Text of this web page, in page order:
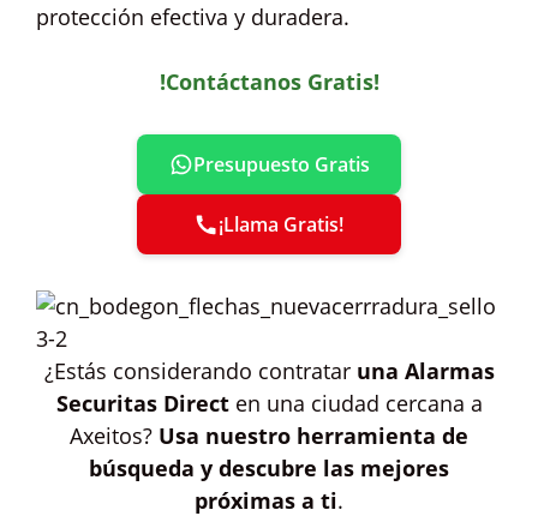
protección efectiva y duradera.
!Contáctanos Gratis!
Presupuesto Gratis
¡Llama Gratis!
¿Estás considerando contratar una Alarmas
Securitas Directen una ciudad cercana a
Axeitos? Usa nuestro herramienta de
búsqueda y descubre las mejores
próximas a ti.